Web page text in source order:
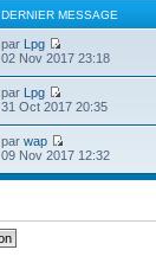
DERNIER MESSAGE
par Lpg
02 Nov 2017 23:18
par Lpg
31 Oct 2017 20:35
parwap
09 Nov 2017 12:32